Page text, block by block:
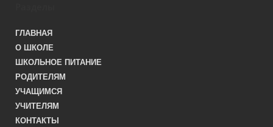
ГЛАВНАЯ
О ШКОЛЕ
ШКОЛЬНОЕ ПИТАНИЕ
РОДИТЕЛЯМ
УЧАЩИМСЯ
УЧИТЕЛЯМ
КОНТАКТЫ